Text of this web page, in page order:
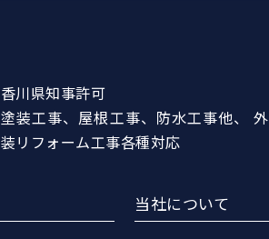
香川県知事許可
塗装工事、屋根工事、防水工事他、 外
装リフォーム工事各種対応
当社について